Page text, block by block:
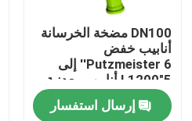
رقابة جودة
اتصل بنا
DN100 مضخة الخرسانة
أنابيب خفض
Putzmeister 6'' إلى
5"L1200 أنابيب معدنية
مشددة
إرسال استفسار